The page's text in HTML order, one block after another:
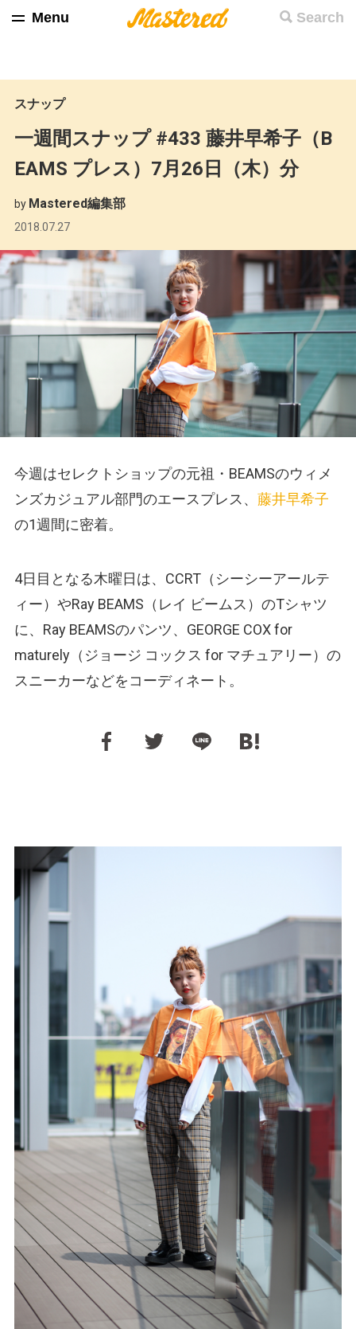
Search
Menu
スナップ
一週間スナップ #433 藤井早希子（B
EAMS プレス）7月26日（木）分
by Mastered編集部
2018.07.27
今週はセレクトショップの元祖・BEAMSのウィメ
ンズカジュアル部門のエースプレス、 藤井早希子
の1週間に密着。
4日目となる木曜日は、CCRT（シーシーアールテ
ィー‎）やRay BEAMS（レイ ビームス）のTシャツ
に、Ray BEAMSのパンツ、GEORGE COX for
maturely（ジョージ コックス for マチュアリー）の
スニーカーなどをコーディネート。